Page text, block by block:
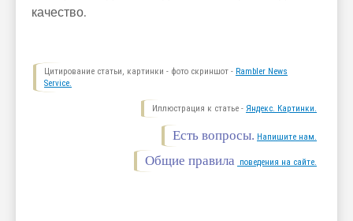
качество.
Цитирование статьи, картинки - фото скриншот - Rambler News
Service.
Иллюстрация к статье - Яндекс. Картинки.
Есть вопросы. Напишите нам.
Общие правила поведения на сайте.